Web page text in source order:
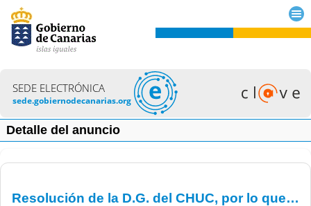
SEDE ELECTRÓNICA
sede.gobiernodecanarias.org
Detalle del anuncio
Resolución de la D.G. del CHUC, por lo que se convoca proceso selectivo para la constitución urgente de las Listas de Empleo Supletoria/s.- Enfermera/o Especialista en Enfermería de Salud Mental.